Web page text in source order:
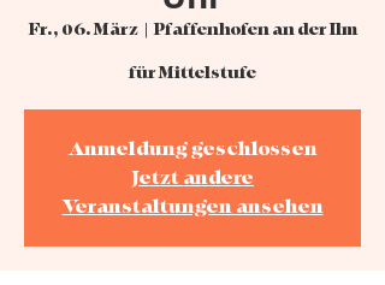
Fr., 06. März
  |
Pfaffenhofen an der Ilm
für Mittelstufe
Anmeldung geschlossen
Jetzt andere
Veranstaltungen ansehen